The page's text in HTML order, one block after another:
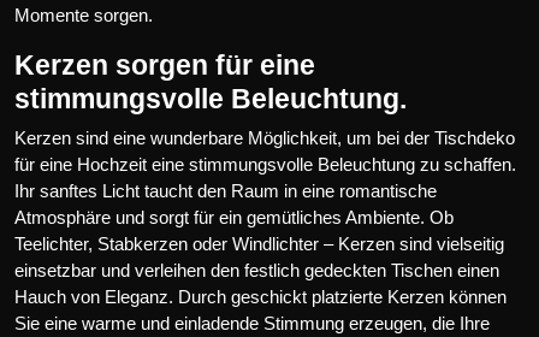
Momente sorgen.
Kerzen sorgen für eine
stimmungsvolle Beleuchtung.
Kerzen sind eine wunderbare Möglichkeit, um bei der Tischdeko
für eine Hochzeit eine stimmungsvolle Beleuchtung zu schaffen.
Ihr sanftes Licht taucht den Raum in eine romantische
Atmosphäre und sorgt für ein gemütliches Ambiente. Ob
Teelichter, Stabkerzen oder Windlichter – Kerzen sind vielseitig
einsetzbar und verleihen den festlich gedeckten Tischen einen
Hauch von Eleganz. Durch geschickt platzierte Kerzen können
Sie eine warme und einladende Stimmung erzeugen, die Ihre